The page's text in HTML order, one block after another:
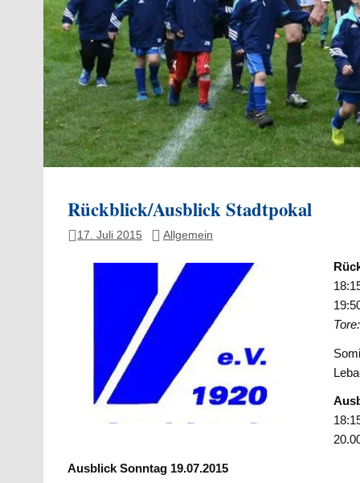
Rückblick/Ausblick Stadtpokal
17. Juli 2015 Allgemein
Ausblick Sonntag 19.07.2015